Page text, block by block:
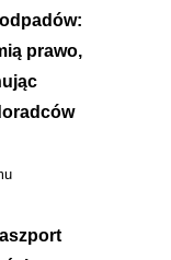
prawo,